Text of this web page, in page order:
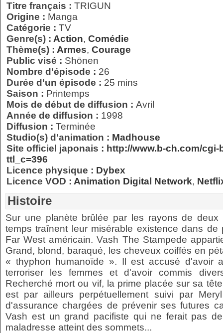
Titre français : TRIGUN
Origine : Manga
Catégorie : TV
Genre(s) : Action, Comédie
Thème(s) : Armes, Courage
Public visé : Shōnen
Nombre d'épisode : 26
Durée d'un épisode : 25 mins
Saison : Printemps
Mois de début de diffusion : Avril
Année de diffusion : 1998
Diffusion : Terminée
Studio(s) d'animation : Madhouse
Site officiel japonais : http://www.b-ch.com/
ttl_c=396
Licence physique : Dybex
Licence VOD : Animation Digital Network,
Histoire
Sur une planète brûlée par les rayons de
temps traînent leur misérable existence dans
Far West américain. Vash The Stampede
Grand, blond, baraqué, les cheveux coiffés en
« thyphon humanoïde ». Il est accusé d'avoir
terroriser les femmes et d'avoir commis
Recherché mort ou vif, la prime placée sur sa
est par ailleurs perpétuellement suivi par
d'assurance chargées de prévenir ses futures
Vash est un grand pacifiste qui ne ferait pas
maladresse atteint des sommets...